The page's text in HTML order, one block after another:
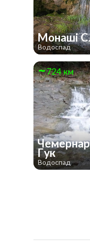
Монаші
Водоспад
724 км
Гук
Водоспад